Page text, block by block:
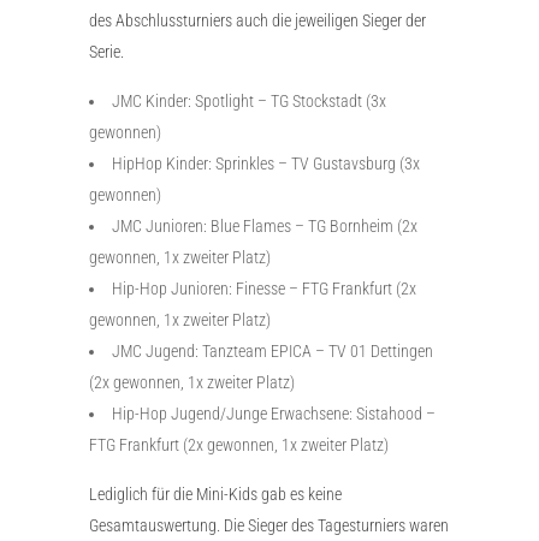
des Abschlussturniers auch die jeweiligen Sieger der
Serie.
JMC Kinder: Spotlight – TG Stockstadt (3x
gewonnen)
HipHop Kinder: Sprinkles – TV Gustavsburg (3x
gewonnen)
JMC Junioren: Blue Flames – TG Bornheim (2x
gewonnen, 1x zweiter Platz)
Hip-Hop Junioren: Finesse – FTG Frankfurt (2x
gewonnen, 1x zweiter Platz)
JMC Jugend: Tanzteam EPICA – TV 01 Dettingen
(2x gewonnen, 1x zweiter Platz)
Hip-Hop Jugend/Junge Erwachsene: Sistahood –
FTG Frankfurt (2x gewonnen, 1x zweiter Platz)
Lediglich für die Mini-Kids gab es keine
Gesamtauswertung. Die Sieger des Tagesturniers waren